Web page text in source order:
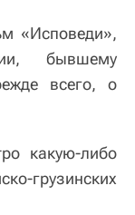
«Исповеди»,
бывшему
всего, о
какую-либо
грузинских